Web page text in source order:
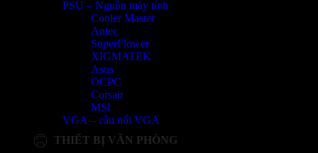
PSU – Nguồn máy tính
Cooler Master
Antec
SuperFlower
XIGMATEK
Asus
OCPC
Corsair
MSI
VGA – cầu nối VGA
THIẾT BỊ VĂN PHÒNG